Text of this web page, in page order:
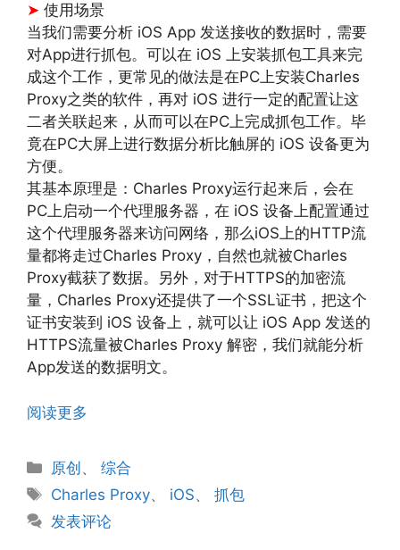
➤ 使用场景
当我们需要分析 iOS App 发送接收的数据时，需要
对App进行抓包。可以在 iOS 上安装抓包工具来完
成这个工作，更常见的做法是在PC上安装Charles
Proxy之类的软件，再对 iOS 进行一定的配置让这
二者关联起来，从而可以在PC上完成抓包工作。毕
竟在PC大屏上进行数据分析比触屏的 iOS 设备更为
方便。
其基本原理是：Charles Proxy运行起来后，会在
PC上启动一个代理服务器，在 iOS 设备上配置通过
这个代理服务器来访问网络，那么iOS上的HTTP流
量都将走过Charles Proxy，自然也就被Charles
Proxy截获了数据。另外，对于HTTPS的加密流
量，Charles Proxy还提供了一个SSL证书，把这个
证书安装到 iOS 设备上，就可以让 iOS App 发送的
HTTPS流量被Charles Proxy 解密，我们就能分析
App发送的数据明文。
阅读更多
分
类
原创、综合
标
签
Charles Proxy、 iOS、抓包
发表评论